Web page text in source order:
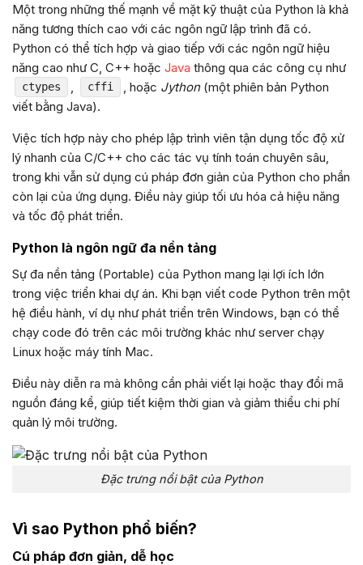
Một trong những thế mạnh về mặt kỹ thuật của Python là khả
năng tương thích cao với các ngôn ngữ lập trình đã có.
Python có thể tích hợp và giao tiếp với các ngôn ngữ hiệu
năng cao như C, C++ hoặc Java thông qua các công cụ như
ctypes cffi , hoặc Jython(một phiên bản Python
viết bằng Java).
Việc tích hợp này cho phép lập trình viên tận dụng tốc độ xử
lý nhanh của C/C++ cho các tác vụ tính toán chuyên sâu,
trong khi vẫn sử dụng cú pháp đơn giản của Python cho phần
còn lại của ứng dụng. Điều này giúp tối ưu hóa cả hiệu năng
và tốc độ phát triển.
Python là ngôn ngữ đa nền tảng
Sự đa nền tảng (Portable) của Python mang lại lợi ích lớn
trong việc triển khai dự án. Khi bạn viết code Python trên một
hệ điều hành, ví dụ như phát triển trên Windows, bạn có thể
chạy code đó trên các môi trường khác như server chạy
Linux hoặc máy tính Mac.
Điều này diễn ra mà không cần phải viết lại hoặc thay đổi mã
nguồn đáng kể, giúp tiết kiệm thời gian và giảm thiểu chi phí
quản lý môi trường.
Đặc trưng nổi bật của Python
Vì sao Python phổ biến?
Cú pháp đơn giản, dễ học